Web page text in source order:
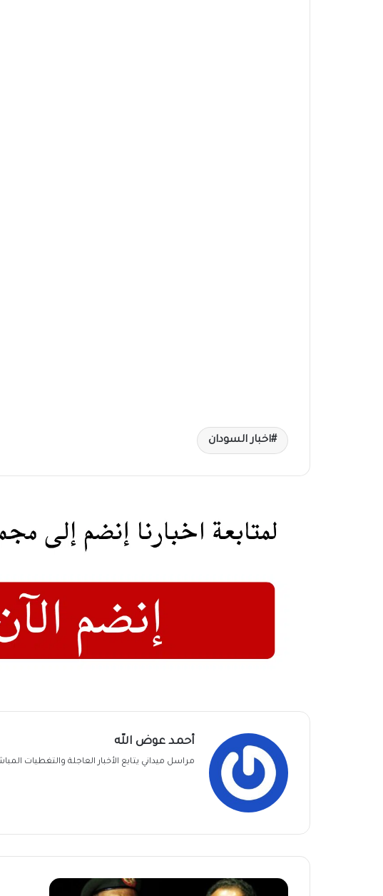
اخبار السودان
أحمد عوض الله
مراسل ميداني يتابع الأخبار العاجلة والتغطيات
"تقدم"